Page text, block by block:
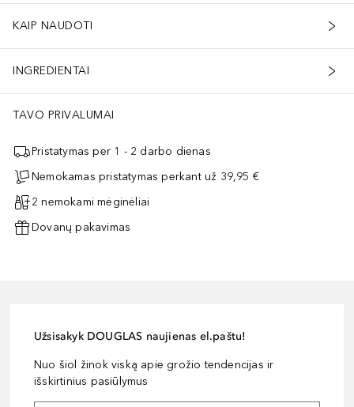
KAIP NAUDOTI
INGREDIENTAI
TAVO PRIVALUMAI
Pristatymas per 1 - 2 darbo dienas
Nemokamas pristatymas perkant už 39,95 €
2 nemokami mėginėliai
Dovanų pakavimas
Užsisakyk DOUGLAS naujienas el.paštu!
Nuo šiol žinok viską apie grožio tendencijas ir
išskirtinius pasiūlymus